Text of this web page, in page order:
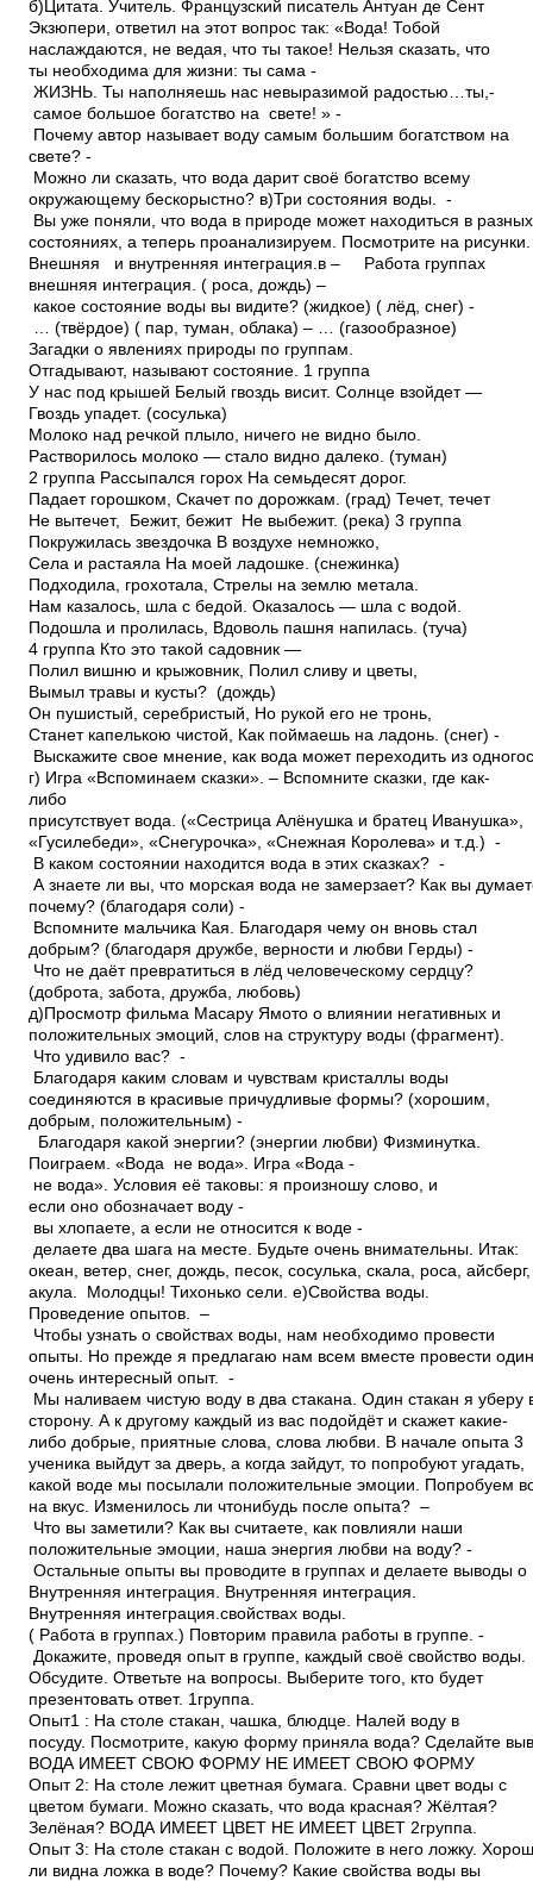
б)Цитата. Учитель. Французский писатель Антуан де Сент
Экзюпери, ответил на этот вопрос так: «Вода! Тобой
наслаждаются, не ведая, что ты такое! Нельзя сказать, что
ты необходима для жизни: ты сама ­
ЖИЗНЬ. Ты наполняешь нас невыразимой радостью…ты,­
самое большое богатство на свете! » ­
Почему автор называет воду самым большим богатством на
свете? ­
Можно ли сказать, что вода дарит своё богатство всему
окружающему бескорыстно? в)Три состояния воды. ­
Вы уже поняли, что вода в природе может находиться в
состояниях, а теперь проанализируем. Посмотрите на рисунки.
Внешняя и внутренняя интеграция.в – Работа группах
внешняя интеграция. ( роса, дождь) –
какое состояние воды вы видите? (жидкое) ( лёд, снег) ­
… (твёрдое) ( пар, туман, облака) – … (газообразное)
Загадки о явлениях природы по группам.
Отгадывают, называют состояние. 1 группа
У нас под крышей Белый гвоздь висит. Солнце взойдет —
Гвоздь упадет. (сосулька)
Молоко над речкой плыло, ничего не видно было.
Растворилось молоко — стало видно далеко. (туман)
2 группа Рассыпался горох На семьдесят дорог.
Падает горошком, Скачет по дорожкам. (град) Течет, течет ­
Не вытечет, Бежит, бежит­ Не выбежит. (река) 3 группа
Покружилась звездочка В воздухе немножко,
Села и растаяла На моей ладошке. (снежинка)
Подходила, грохотала, Стрелы на землю метала.
Нам казалось, шла с бедой. Оказалось — шла с водой.
Подошла и пролилась, Вдоволь пашня напилась. (туча)
4 группа Кто это такой садовник —
Полил вишню и крыжовник, Полил сливу и цветы,
Вымыл травы и кусты? (дождь)
Он пушистый, серебристый, Но рукой его не тронь,
Станет капелькою чистой, Как поймаешь на ладонь. (снег) ­
Выскажите свое мнение, как вода может переходить из
г) Игра «Вспоминаем сказки». – Вспомните сказки, где как­
либо
присутствует вода. («Сестрица Алёнушка и братец Иванушка»,
«Гуси­лебеди», «Снегурочка», «Снежная Королева» и т.д.) ­
В каком состоянии находится вода в этих сказках? ­
А знаете ли вы, что морская вода не замерзает? Как вы
почему? (благодаря соли) ­
Вспомните мальчика Кая. Благодаря чему он вновь стал
добрым? (благодаря дружбе, верности и любви Герды) ­
Что не даёт превратиться в лёд человеческому сердцу?
(доброта, забота, дружба, любовь)
д)Просмотр фильма Масару Ямото о влиянии негативных и
положительных эмоций, слов на структуру воды (фрагмент).
­ Что удивило вас? ­
Благодаря каким словам и чувствам кристаллы воды
соединяются в красивые причудливые формы? (хорошим,
добрым, положительным) ­
Благодаря какой энергии? (энергии любви) Физминутка.
Поиграем. «Вода ­ не вода». Игра «Вода ­
не вода». Условия её таковы: я произношу слово, и
если оно обозначает воду ­
вы хлопаете, а если не относится к воде ­
делаете два шага на месте. Будьте очень внимательны. Итак:
океан, ветер, снег, дождь, песок, сосулька, скала, роса,
акула. ­ Молодцы! Тихонько сели. е)Свойства воды.
Проведение опытов. –
Чтобы узнать о свойствах воды, нам необходимо провести
опыты. Но прежде я предлагаю нам всем вместе провести
очень интересный опыт. ­
Мы наливаем чистую воду в два стакана. Один стакан я уберу
сторону. А к другому каждый из вас подойдёт и скажет какие­
либо добрые, приятные слова, слова любви. В начале опыта 3
ученика выйдут за дверь, а когда зайдут, то попробуют угадать,
какой воде мы посылали положительные эмоции. Попробуем
на вкус. Изменилось ли что­нибудь после опыта? –
Что вы заметили? Как вы считаете, как повлияли наши
положительные эмоции, наша энергия любви на воду? ­
Остальные опыты вы проводите в группах и делаете выводы о
Внутренняя интеграция. Внутренняя интеграция.
Внутренняя интеграция.свойствах воды.
( Работа в группах.) Повторим правила работы в группе. ­
Докажите, проведя опыт в группе, каждый своё свойство воды.
Обсудите. Ответьте на вопросы. Выберите того, кто будет
презентовать ответ. 1группа.
Опыт1 : На столе стакан, чашка, блюдце. Налей воду в
посуду. Посмотрите, какую форму приняла вода? Сделайте
ВОДА ИМЕЕТ СВОЮ ФОРМУ НЕ ИМЕЕТ СВОЮ ФОРМУ
Опыт 2: На столе лежит цветная бумага. Сравни цвет воды с
цветом бумаги. Можно сказать, что вода красная? Жёлтая?
Зелёная? ВОДА ИМЕЕТ ЦВЕТ НЕ ИМЕЕТ ЦВЕТ 2группа.
Опыт 3: На столе стакан с водой. Положите в него ложку.
ли видна ложка в воде? Почему? Какие свойства воды вы